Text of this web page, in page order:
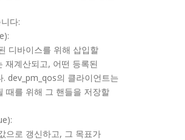
다:
디바이스를 위해 삽입할
재계산되고, 어떤 등록된
dev_pm_qos의 클라이언트는
때를 위해 그 핸들을 저장할
으로 갱신하고, 그 목표가